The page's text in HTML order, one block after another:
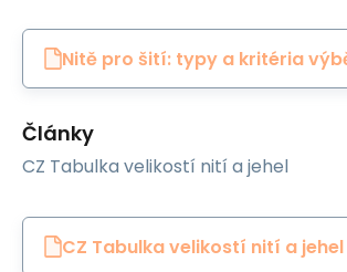
Nitě pro šití: typy a kritéria
Články
CZ Tabulka velikostí nití a jehel
CZ Tabulka velikostí nití a jehel